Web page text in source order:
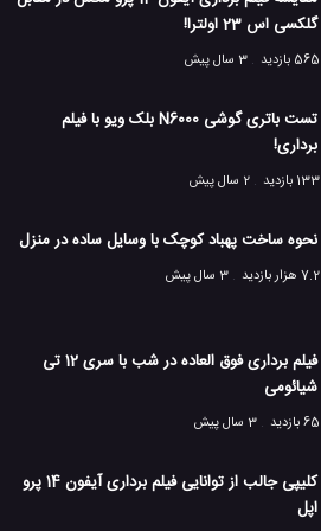
گلکسی اس 23 اولترا!
565 بازدید
3 سال پیش
تست باتری گوشی N6000 بلک ویو با فیلم
برداری!
133 بازدید
2 سال پیش
نحوه ساخت پهباد کوچک با وسایل ساده در منزل
7.2 هزار بازدید 3 سال پیش
فیلم برداری فوق العاده در شب با سری 12 تی
شیائومی
65 بازدید
3 سال پیش
کلیپی جالب از توانایی فیلم برداری آیفون 14 پرو
اپل